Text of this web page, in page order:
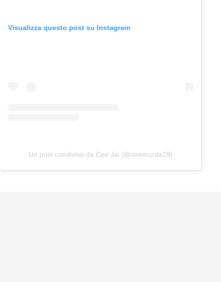
Visualizza questo post su Instagram
Un post condiviso da Cee Jai (@ceemurda19)